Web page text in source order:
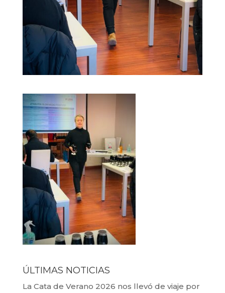
ÚLTIMAS NOTICIAS
La Cata de Verano 2026 nos llevó de viaje por